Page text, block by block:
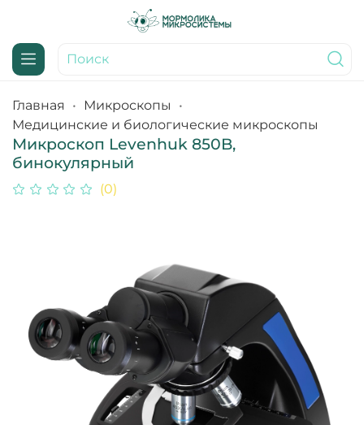
Главная
Микроскопы
Медицинские и биологические микроскопы
Микроскоп Levenhuk 850B,
бинокулярный
(0)